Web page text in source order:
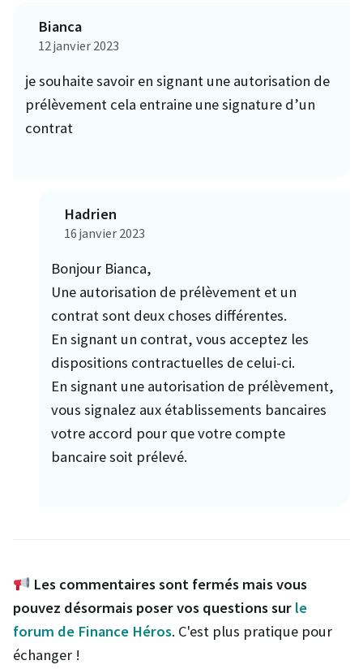
Bianca
12 janvier 2023
je souhaite savoir en signant une autorisation de
prélèvement cela entraine une signature d’un
contrat
Hadrien
16 janvier 2023
Bonjour Bianca,
Une autorisation de prélèvement et un
contrat sont deux choses différentes.
En signant un contrat, vous acceptez les
dispositions contractuelles de celui-ci.
En signant une autorisation de prélèvement,
vous signalez aux établissements bancaires
votre accord pour que votre compte
bancaire soit prélevé.
Les commentaires sont fermés mais vous
pouvez désormais poser vos questions sur le
forum de Finance Héros. C'est plus pratique pour
échanger !